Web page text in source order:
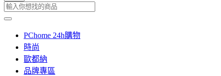
PChome 24h購物
時尚
歐都納
品牌專區